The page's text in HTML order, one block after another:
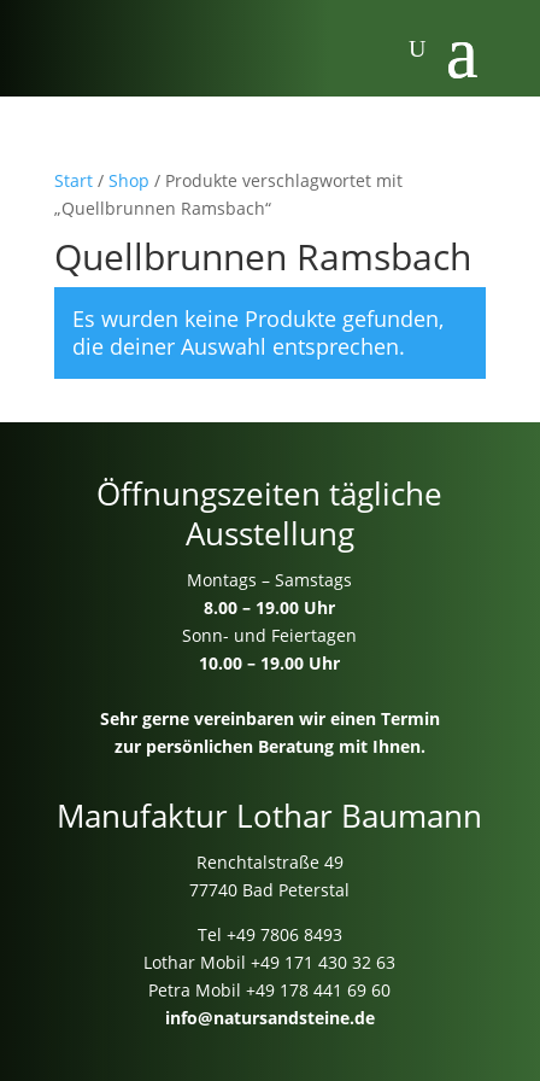
Start/ Shop / Produkte verschlagwortet mit
„Quellbrunnen Ramsbach“
Quellbrunnen Ramsbach
Es wurden keine Produkte gefunden,
die deiner Auswahl entsprechen.
Öffnungszeiten tägliche
Ausstellung
Montags – Samstags
8.00 – 19.00 Uhr
Sonn- und Feiertagen
10.00 – 19.00 Uhr
Sehr gerne vereinbaren wir einen Termin
zur persönlichen Beratung mit Ihnen.
Manufaktur Lothar Baumann
Renchtalstraße 49
77740 Bad Peterstal
Tel +49 7806 8493
Lothar Mobil+49 171 430 32 63
Petra Mobil+49 178 441 69 60
info@natursandsteine.de